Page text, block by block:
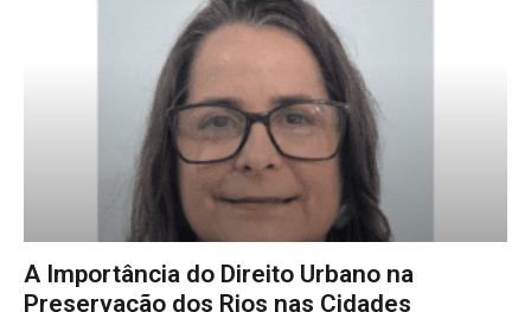
A Importância do Direito Urbano na
Preservação dos Rios nas Cidades